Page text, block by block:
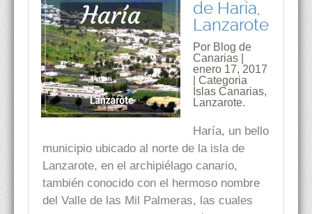
de Haría,
Lanzarote
Por Blog de
Canarias |
enero 17, 2017
| Categoria
Islas Canarias,
Lanzarote.
Haría, un bello
municipio ubicado al norte de la isla de
Lanzarote, en el archipiélago canario,
también conocido con el hermoso nombre
del Valle de las Mil Palmeras, las cuales